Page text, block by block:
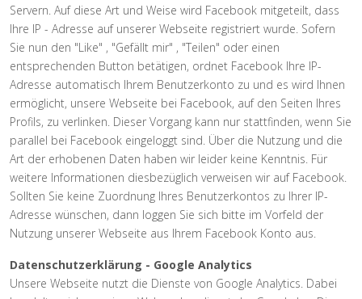
Servern. Auf diese Art und Weise wird Facebook mitgeteilt, dass
Ihre IP - Adresse auf unserer Webseite registriert wurde. Sofern
Sie nun den "Like" , "Gefällt mir" , "Teilen" oder einen
entsprechenden Button betätigen, ordnet Facebook Ihre IP-
Adresse automatisch Ihrem Benutzerkonto zu und es wird Ihnen
ermöglicht, unsere Webseite bei Facebook, auf den Seiten Ihres
Profils, zu verlinken. Dieser Vorgang kann nur stattfinden, wenn Sie
parallel bei Facebook eingeloggt sind. Über die Nutzung und die
Art der erhobenen Daten haben wir leider keine Kenntnis. Für
weitere Informationen diesbezüglich verweisen wir auf Facebook.
Sollten Sie keine Zuordnung Ihres Benutzerkontos zu Ihrer IP-
Adresse wünschen, dann loggen Sie sich bitte im Vorfeld der
Nutzung unserer Webseite aus Ihrem Facebook Konto aus.
Datenschutzerklärung - Google Analytics
Unsere Webseite nutzt die Dienste von Google Analytics. Dabei